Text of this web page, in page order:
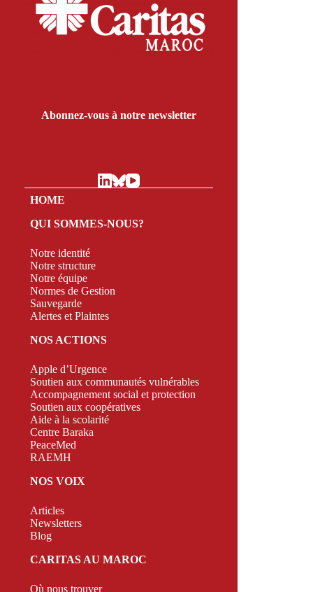
Abonnez-vous à notre newsletter
HOME
QUI SOMMES-NOUS?
Notre identité
Notre structure
Notre équipe
Normes de Gestion
Sauvegarde
Alertes et Plaintes
NOS ACTIONS
Apple d’Urgence
Soutien aux communautés vulnérables
Accompagnement social et protection
Soutien aux coopératives
Aide à la scolarité
Centre Baraka
PeaceMed
RAEMH
NOS VOIX
Articles
Newsletters
Blog
CARITAS AU MAROC
Où nous trouver